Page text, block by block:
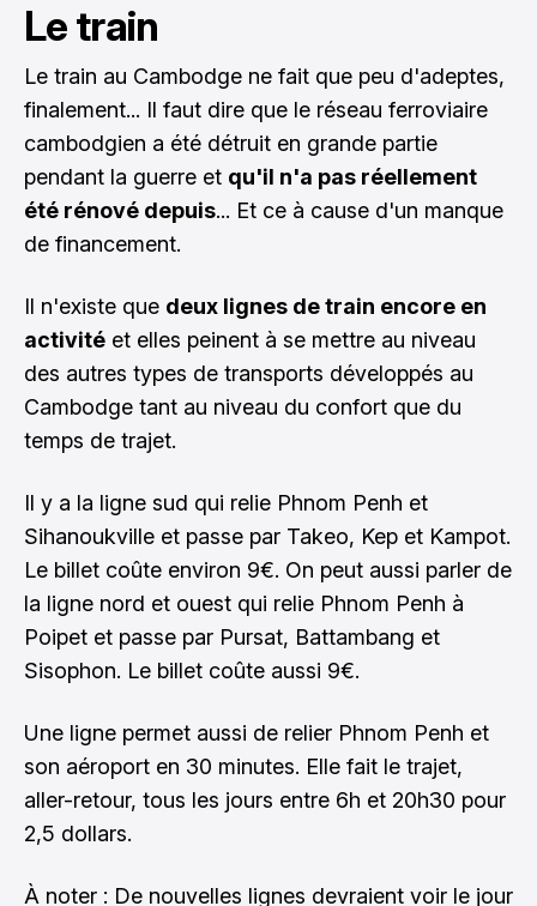
Le train
Le train au Cambodge ne fait que peu d'adeptes,
finalement... Il faut dire que le réseau ferroviaire
cambodgien a été détruit en grande partie
pendant la guerre et qu'il n'a pas réellement
été rénové depuis... Et ce à cause d'un manque
de financement.
Il n'existe que deux lignes de train encore en
activité et elles peinent à se mettre au niveau
des autres types de transports développés au
Cambodge tant au niveau du confort que du
temps de trajet.
Il y a la ligne sud qui relie Phnom Penh et
Sihanoukville et passe par Takeo, Kep et Kampot.
Le billet coûte environ 9€. On peut aussi parler de
la ligne nord et ouest qui relie Phnom Penh à
Poipet et passe par Pursat, Battambang et
Sisophon. Le billet coûte aussi 9€.
Une ligne permet aussi de relier Phnom Penh et
son aéroport en 30 minutes. Elle fait le trajet,
aller-retour, tous les jours entre 6h et 20h30 pour
2,5 dollars.
À noter : De nouvelles lignes devraient voir le jour